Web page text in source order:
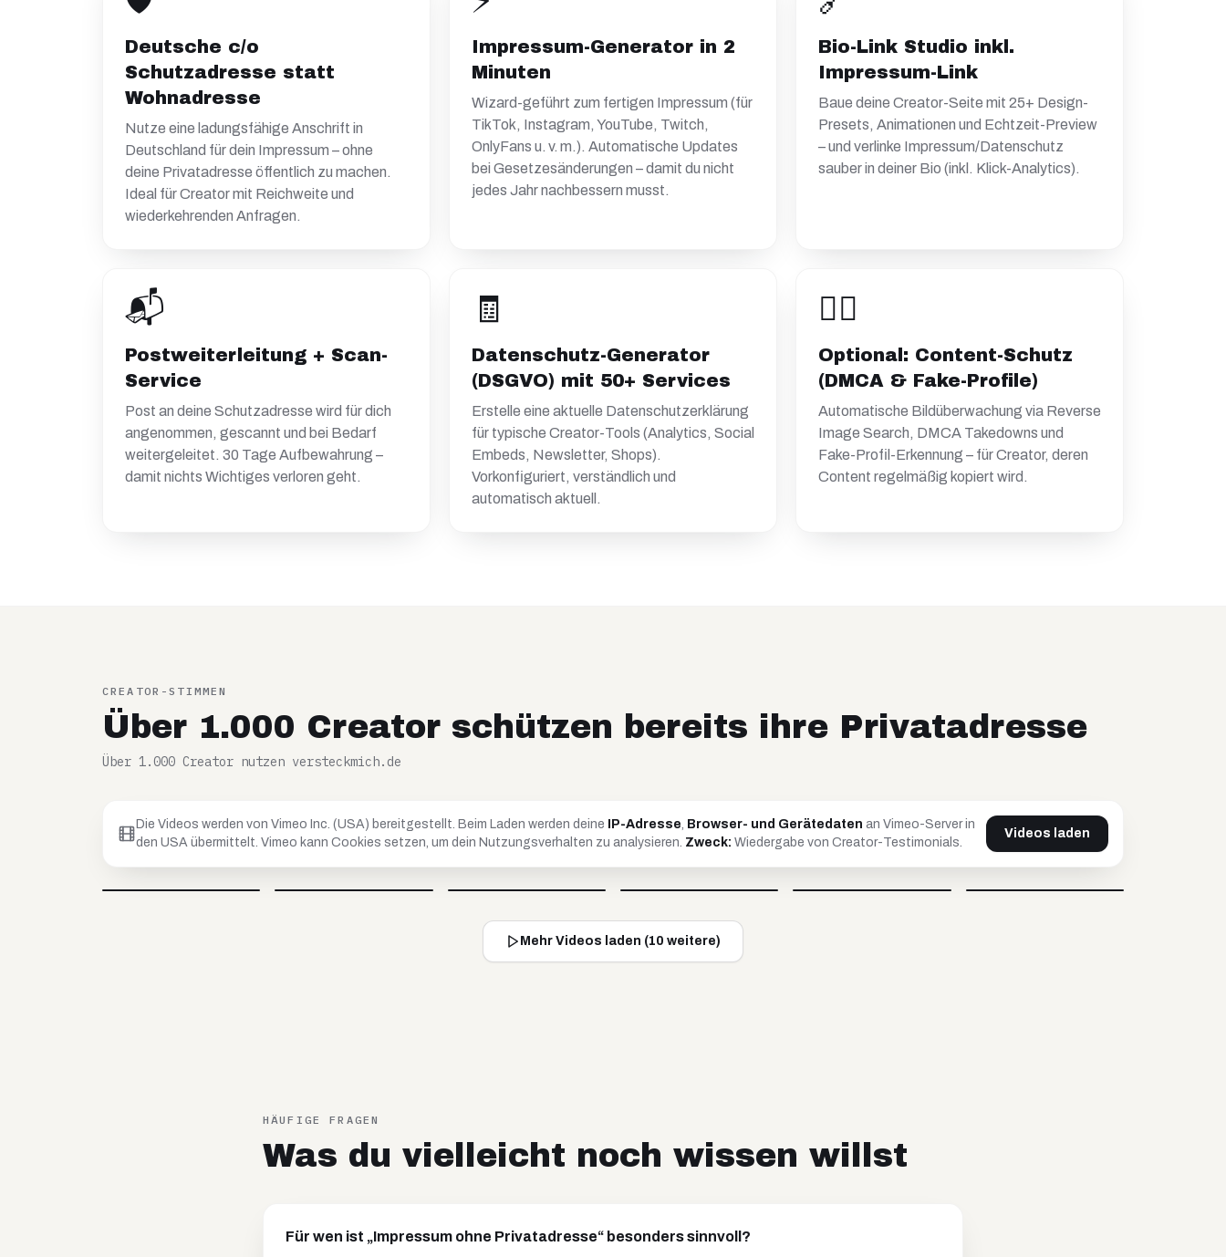
Deutsche c/o
Schutzadresse statt
Wohnadresse
Nutze eine ladungsfähige Anschrift in
Deutschland für dein Impressum – ohne
deine Privatadresse öffentlich zu machen.
Ideal für Creator mit Reichweite und
wiederkehrenden Anfragen.
Impressum-Generator in 2
Minuten
Wizard-geführt zum fertigen Impressum (für
TikTok, Instagram, YouTube, Twitch,
OnlyFans u. v. m.). Automatische Updates
bei Gesetzesänderungen – damit du nicht
jedes Jahr nachbessern musst.
Bio-Link Studio inkl.
Impressum-Link
Baue deine Creator-Seite mit 25+ Design-
Presets, Animationen und Echtzeit-Preview
– und verlinke Impressum/Datenschutz
sauber in deiner Bio (inkl. Klick-Analytics).
📬
Postweiterleitung + Scan-
Service
Post an deine Schutzadresse wird für dich
angenommen, gescannt und bei Bedarf
weitergeleitet. 30 Tage Aufbewahrung –
damit nichts Wichtiges verloren geht.
🧾
Datenschutz-Generator
(DSGVO) mit 50+ Services
Erstelle eine aktuelle Datenschutzerklärung
für typische Creator-Tools (Analytics, Social
Embeds, Newsletter, Shops).
Vorkonfiguriert, verständlich und
automatisch aktuell.
🕵️‍♀️
Optional: Content-Schutz
(DMCA & Fake-Profile)
Automatische Bildüberwachung via Reverse
Image Search, DMCA Takedowns und
Fake-Profil-Erkennung – für Creator, deren
Content regelmäßig kopiert wird.
CREATOR-STIMMEN
Über 1.000 Creator schützen bereits ihre Privatadresse
Über 1.000 Creator nutzen versteckmich.de
Die Videos werden von Vimeo Inc. (USA) bereitgestellt. Beim Laden werden deine IP-Adresse, Browser- und Gerätedaten an Vimeo-Server in
den USA übermittelt. Vimeo kann Cookies setzen, um dein Nutzungsverhalten zu analysieren. Zweck: Wiedergabe von Creator-Testimonials.
Videos laden
Mehr Videos laden (10 weitere)
HÄUFIGE FRAGEN
Was du vielleicht noch wissen willst
Für wen ist „Impressum ohne Privatadresse“ besonders sinnvoll?